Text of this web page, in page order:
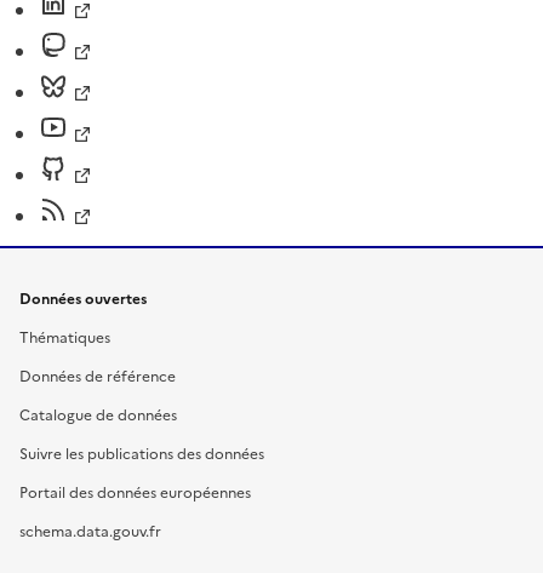
Données ouvertes
Thématiques
Données de référence
Catalogue de données
Suivre les publications des données
Portail des données européennes
schema.data.gouv.fr